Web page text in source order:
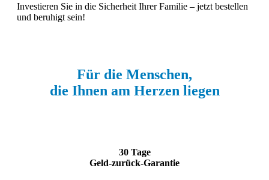
Investieren Sie in die Sicherheit Ihrer Familie – jetzt bestellen
und beruhigt sein!
Für die Menschen,
die Ihnen am Herzen liegen
30 Tage
Geld-zurück-Garantie